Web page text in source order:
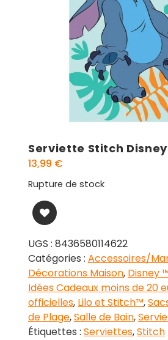
Serviette Stitch Disney
13,99 €
Rupture de stock
UGS : 8436580114622
Catégories : Accessoires/
Décorations Maison, Disney
Idées Cadeaux moins de 20
officielles, Lilo et Stitch™,
de Plage,Salle de Bain,
Étiquettes : Serviettes,Stitch